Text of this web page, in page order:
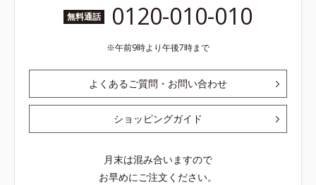
無料通話 0120-010-010
午前9時より午後7時まで
よくあるご質問・お問い合わせ
ショッピングガイド
月末は混み合いますので
お早めにご注文ください。